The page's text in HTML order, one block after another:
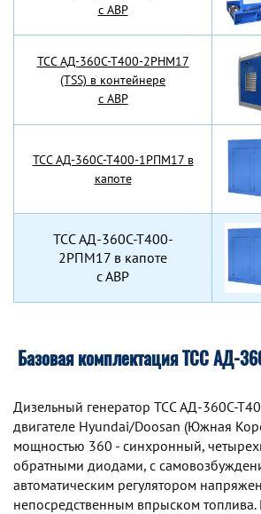
с АВР
TCC АД-360С-Т400-2РНМ17
(TSS) в контейнере
с АВР
TCC АД-360С-Т400-1РПМ17 в
капоте
TCC АД-360С-Т400-
2РПМ17 в капоте
с АВР
Базовая комплектация ТСС АД-
Дизельный генератор TCC АД-360С-
двигателе Hyundai/Doosan (Южная
мощностью 360 - синхронный,
обратными диодами, с
автоматическим регулятором
непосредственным впрыском топлива.